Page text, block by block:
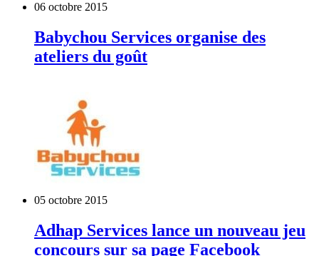
06 octobre 2015
Babychou Services organise des
ateliers du goût
05 octobre 2015
Adhap Services lance un nouveau jeu
concours sur sa page Facebook